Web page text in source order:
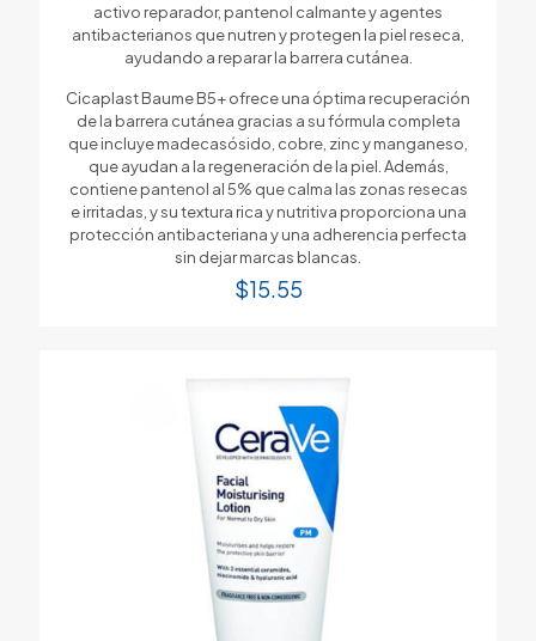
activo reparador, pantenol calmante y agentes
antibacterianos que nutren y protegen la piel reseca,
ayudando a reparar la barrera cutánea.
Cicaplast Baume B5+ ofrece una óptima recuperación
de la barrera cutánea gracias a su fórmula completa
que incluye madecasósido, cobre, zinc y manganeso,
que ayudan a la regeneración de la piel. Además,
contiene pantenol al 5% que calma las zonas resecas
e irritadas, y su textura rica y nutritiva proporciona una
protección antibacteriana y una adherencia perfecta
sin dejar marcas blancas.
$15.55